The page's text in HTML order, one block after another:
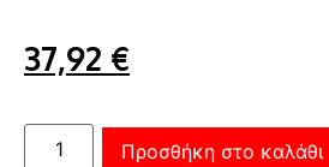
37,92 €
Προσθήκη στο καλάθι